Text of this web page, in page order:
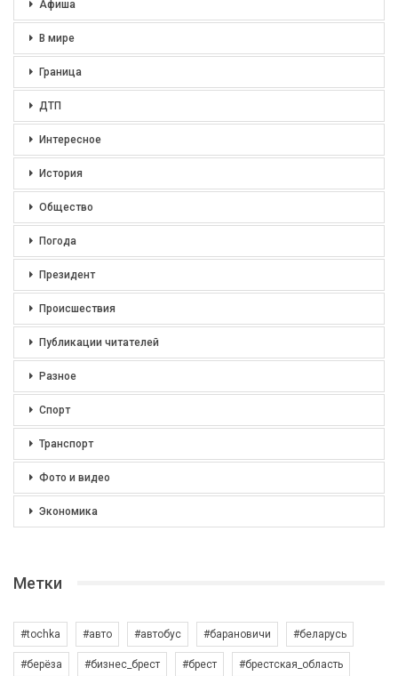
Афиша
В мире
Граница
ДТП
Интересное
История
Общество
Погода
Президент
Происшествия
Публикации читателей
Разное
Спорт
Транспорт
Фото и видео
Экономика
Метки
#tochka #авто #автобус #барановичи #беларусь
#берёза #бизнес_брест #брест #брестская_область